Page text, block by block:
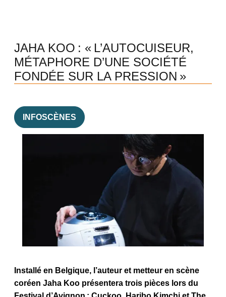
JAHA KOO : « L’AUTOCUISEUR,
MÉTAPHORE D’UNE SOCIÉTÉ
FONDÉE SUR LA PRESSION »
INFOSCÈNES
Installé en Belgique, l’auteur et metteur en scène
coréen Jaha Koo présentera trois pièces lors du